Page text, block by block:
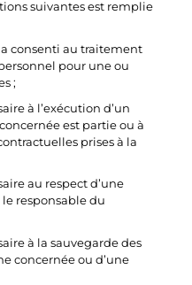
suivantes est remplie
consenti au traitement
pour une ou
;
à l’exécution d’un
est partie ou à
prises à la
au respect d’une
responsable du
à la sauvegarde des
concernée ou d’une